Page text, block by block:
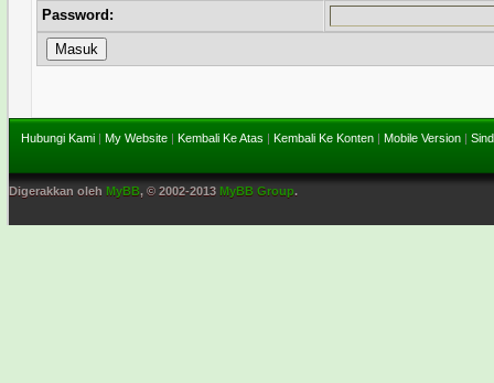
Password:
Hubungi Kami | My Website | Kembali Ke Atas | Kembali Ke Konten | Mobile Version |
Digerakkan oleh MyBB, © 2002-2013 MyBB Group.